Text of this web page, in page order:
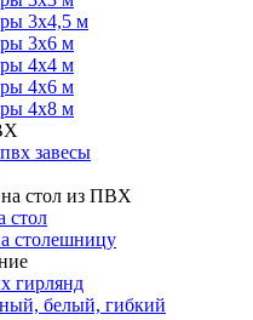
3х4,5 м
3х6 м
4х4 м
4х6 м
4х8 м
завесы
стол из ПВХ
стол
столешницу
гирлянд
белый, гибкий